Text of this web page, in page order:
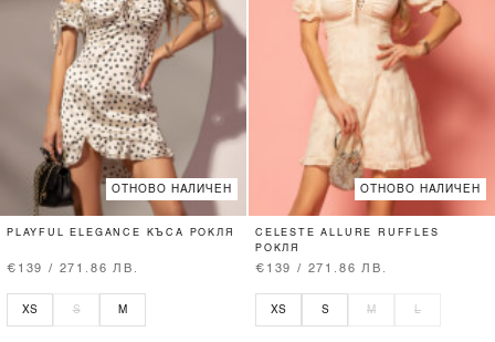
ОТНОВО НАЛИЧЕН
PLAYFUL ELEGANCE КЪСА РОКЛЯ
€139 / 271.86 ЛВ.
XS S M
ОТНОВО НАЛИЧЕН
CELESTE ALLURE RUFFLES
РОКЛЯ
€139 / 271.86 ЛВ.
XS S M L